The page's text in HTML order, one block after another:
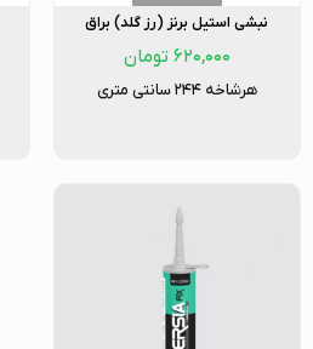
نبشی استیل برنز (رز گلد) براق
۶۲۰,۰۰۰ تومان
هرشاخه ۲۴۴ سانتی متری